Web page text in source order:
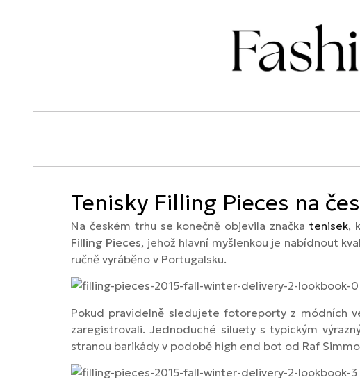
Tenisky Filling Pieces na
Na českém trhu se konečně objevila značka tenisek,
Filling Pieces, jehož hlavní myšlenkou je nabídnout
ručně vyráběno v Portugalsku.
Pokud pravidelně sledujete fotoreporty z módních
zaregistrovali. Jednoduché siluety s typickým
stranou barikády v podobě high end bot od Raf